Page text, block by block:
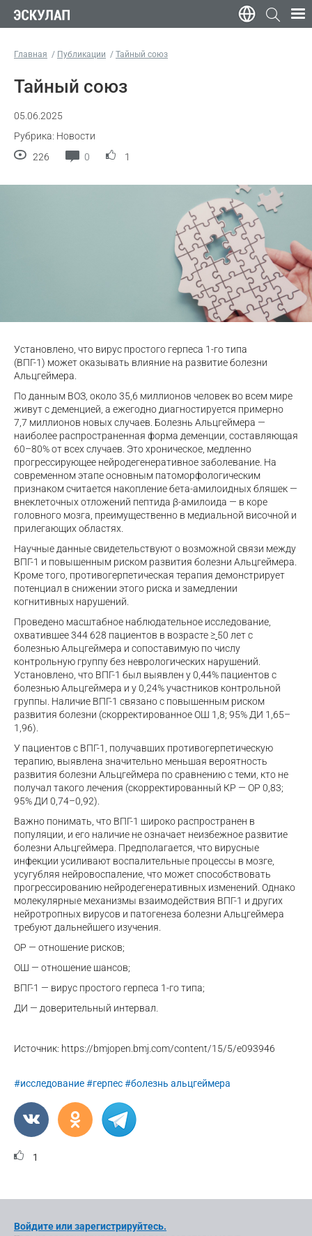
Главная Публикации Тайный союз
Тайный союз
05.06.2025
Рубрика: Новости
226
0 1
Установлено, что вирус простого герпеса 1-го типа
(ВПГ-1) может оказывать влияние на развитие болезни
Альцгеймера.
По данным ВОЗ, около 35,6 миллионов человек во всем мире
живут с деменцией, а ежегодно диагностируется примерно
7,7 миллионов новых случаев. Болезнь Альцгеймера —
наиболее распространенная форма деменции, составляющая
60–80% от всех случаев. Это хроническое, медленно
прогрессирующее нейродегенеративное заболевание. На
современном этапе основным патоморфологическим
признаком считается накопление бета-амилоидных бляшек —
внеклеточных отложений пептида β-амилоида — в коре
головного мозга, преимущественно в медиальной височной и
прилегающих областях.
Научные данные свидетельствуют о возможной связи между
ВПГ-1 и повышенным риском развития болезни Альцгеймера.
Кроме того, противогерпетическая терапия демонстрирует
потенциал в снижении этого риска и замедлении
когнитивных нарушений.
Проведено масштабное наблюдательное исследование,
охватившее 344 628 пациентов в возрасте ≥ 50 лет с
болезнью Альцгеймера и сопоставимую по числу
контрольную группу без неврологических нарушений.
Установлено, что ВПГ-1 был выявлен у 0,44% пациентов с
болезнью Альцгеймера и у 0,24% участников контрольной
группы. Наличие ВПГ-1 связано с повышенным риском
развития болезни (скорректированное ОШ 1,8; 95% ДИ 1,65–
1,96).
У пациентов с ВПГ-1, получавших противогерпетическую
терапию, выявлена значительно меньшая вероятность
развития болезни Альцгеймера по сравнению с теми, кто не
получал такого лечения (скорректированный КР — ОР 0,83;
95% ДИ 0,74–0,92).
Важно понимать, что ВПГ-1 широко распространен в
популяции, и его наличие не означает неизбежное развитие
болезни Альцгеймера. Предполагается, что вирусные
инфекции усиливают воспалительные процессы в мозге,
усугубляя нейровоспаление, что может способствовать
прогрессированию нейродегенеративных изменений. Однако
молекулярные механизмы взаимодействия ВПГ-1 и других
нейротропных вирусов и патогенеза болезни Альцгеймера
требуют дальнейшего изучения.
ОР — отношение рисков;
ОШ — отношение шансов;
ВПГ-1 — вирус простого герпеса 1-го типа;
ДИ — доверительный интервал.
Источник: https://bmjopen.bmj.com/content/15/5/e093946
#исследование#герпес#болезнь альцгеймера
1
Войдите или зарегистрируйтесь.